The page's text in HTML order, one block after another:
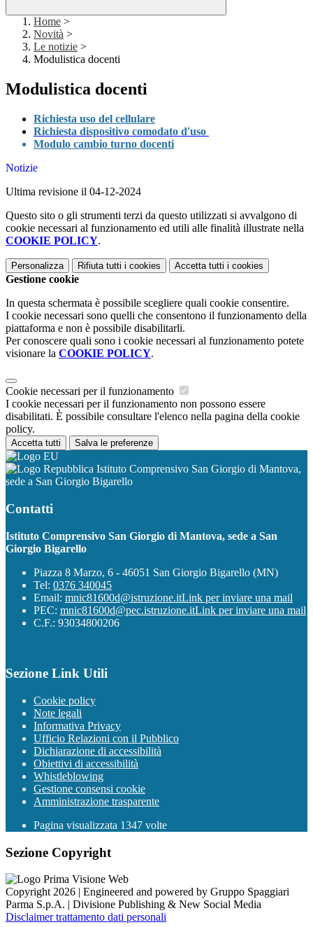
Home >
Novità >
Le notizie >
Modulistica docenti
Modulistica docenti
Richiesta uso del cellulare
Richiesta dispositivo comodato d'uso
Modulo cambio turno docenti
Notizie
Ultima revisione il 04-12-2024
Questo sito o gli strumenti terzi da questo utilizzati si avvalgono di
cookie necessari al funzionamento ed utili alle finalità illustrate nella
COOKIE POLICY.
Personalizza Rifiuta tutti i cookies Accetta tutti i cookies
Gestione cookie
In questa schermata è possibile scegliere quali cookie consentire.
I cookie necessari sono quelli che consentono il funzionamento della
piattaforma e non è possibile disabilitarli.
Per conoscere quali sono i cookie necessari al funzionamento potete
visionare la COOKIE POLICY.
Cookie necessari per il funzionamento
I cookie necessari per il funzionamento non possono essere
disabilitati. È possibile consultare l'elenco nella pagina della cookie
policy.
Accetta tutti Salva le preferenze
Istituto Comprensivo San Giorgio di Mantova,
sede a San Giorgio Bigarello
Contatti
Istituto Comprensivo San Giorgio di Mantova, sede a San
Giorgio Bigarello
Piazza 8 Marzo, 6 - 46051 San Giorgio Bigarello (MN)
Tel: 0376 340045
Email: mnic81600d@istruzione.itLink per inviare una mail
PEC: mnic81600d@pec.istruzione.itLink per inviare una mail
C.F.: 93034800206
Sezione Link Utili
Cookie policy
Note legali
Informativa Privacy
Ufficio Relazioni con il Pubblico
Dichiarazione di accessibilità
Obiettivi di accessibilità
Whistleblowing
Gestione consensi cookie
Amministrazione trasparente
Pagina visualizzata 1347 volte
Sezione Copyright
Copyright 2026 | Engineered and powered by Gruppo Spaggiari
Parma S.p.A. | Divisione Publishing & New Social Media
Disclaimer trattamento dati personali